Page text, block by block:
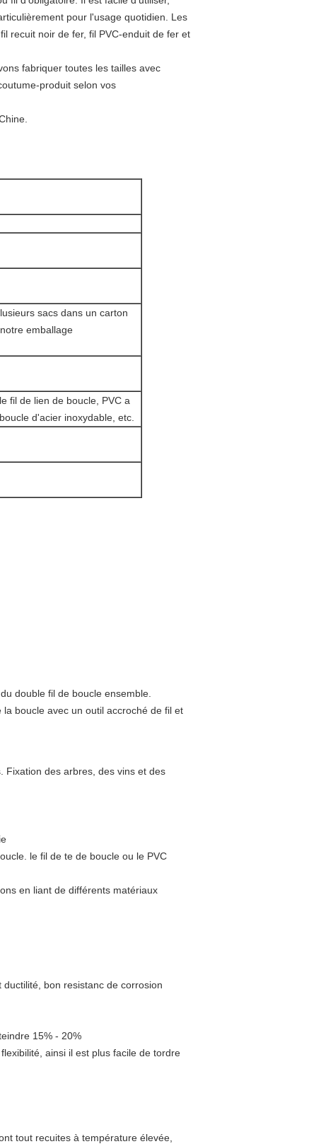
pour l'usage quotidien. Les
recuit noir de fer, fil PVC-enduit de fer et
fabriquer toutes les tailles avec
produit selon vos
sacs dans un carton
emballage
fil de lien de boucle, PVC a
d'acier inoxydable, etc.
double fil de boucle ensemble.
boucle avec un outil accroché de fil et
Fixation des arbres, des vins et des
le fil de te de boucle ou le PVC
en liant de différents matériaux
bon resistanc de corrosion
15% - 20%
ainsi il est plus facile de tordre
tout recuites à température élevée,